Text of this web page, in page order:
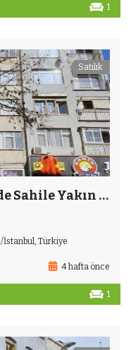
1
Satılık
Ortaköy’De Cadde Üzerinde Sahile Yakın Ara Kat Yatırımlık Daire
İstanbul, Türkiye
4 hafta önce
1